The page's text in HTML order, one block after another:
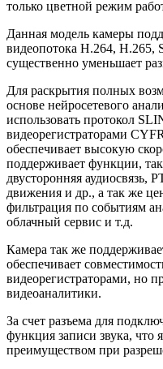
только цветной режим
Данная модель камеры
видеопотока H.264, H.265,
существенно уменьшает
Для раскрытия полных
основе нейросетевого
использовать протокол
видеорегистраторами
обеспечивает высокую
поддерживает функции,
двусторонняя аудиосвязь,
движения и др., а так же
фильтрация по событиям
облачный сервис и т.д.
Камера так же
обеспечивает
видеорегистраторами, но
видеоаналитики.
За счет разъема для
функция записи звука, что
преимуществом при